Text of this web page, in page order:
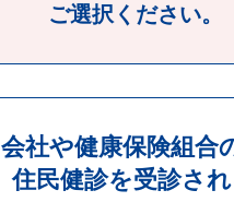
ご選択ください。
会社や健康保険組合
住民健診を受診さ